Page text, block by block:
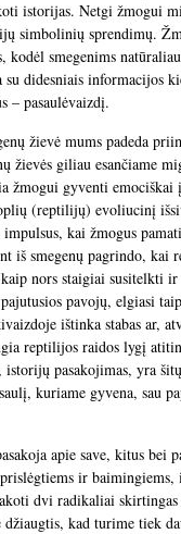
istorijas. Netgi žmogui
simbolinių sprendimų.
smegenims
didesniais informacijos
– pasaulėvaizdį.
žievė mums padeda
žievės giliau esančiame
žmogui gyventi emociškai
(reptilijų) evoliucinį
kai žmogus
iš smegenų pagrindo,
nors staigiai susitelkti
pavojų, elgiasi
ištinka stabas ar,
reptilijos raidos lygį
istorijų pasakojimas, yra
kuriame gyvena, sau
apie save, kitus bei
ir
dvi radikaliai
kad turime tiek